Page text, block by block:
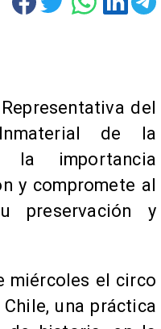
del
de la
la importancia
y compromete al
preservación y
miércoles el circo
una práctica